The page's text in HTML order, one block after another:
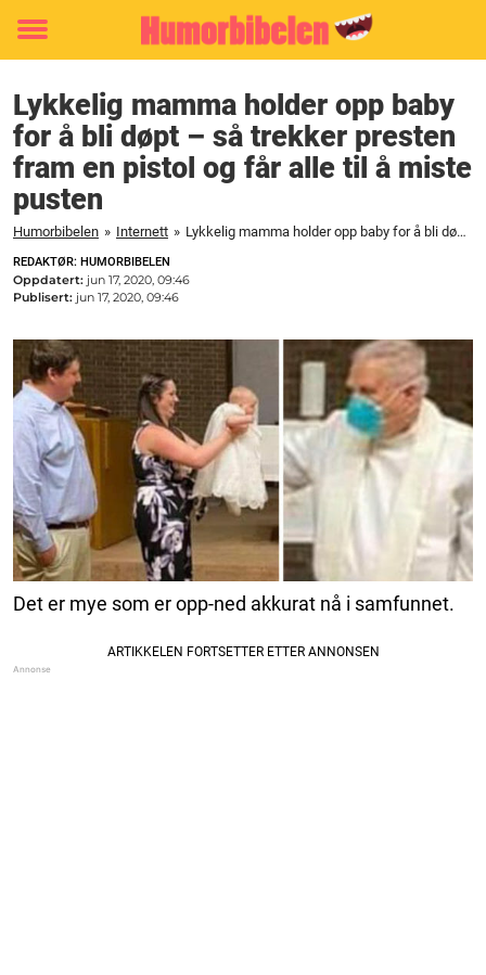
Toggle
Lykkelig mamma holder opp baby
for å bli døpt – så trekker presten
fram en pistol og får alle til å miste
pusten
Humorbibelen » Internett » Lykkelig mamma holder opp baby for å bli døpt - så trekker presten fram en pistol og får alle til å miste pusten
REDAKTØR: HUMORBIBELEN
Oppdatert: jun 17, 2020, 09:46
Publisert: jun 17, 2020, 09:46
Det er mye som er opp-ned akkurat nå i samfunnet.